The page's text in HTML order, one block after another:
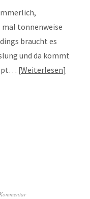
mal tonnenweise
braucht es
und da kommt
Weiterlesen